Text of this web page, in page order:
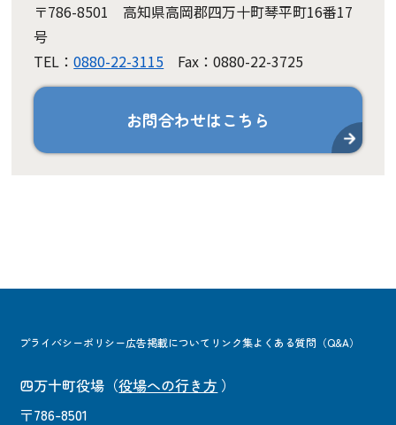
〒786-8501 高知県高岡郡四万十町琴平町16番17
号
TEL：0880-22-3115 Fax：0880-22-3725
お問合わせはこちら
プライバシーポリシー広告掲載について リンク集よくある質問（Q&A）
四万十町役場 （役場への行き方 ）
〒786-8501